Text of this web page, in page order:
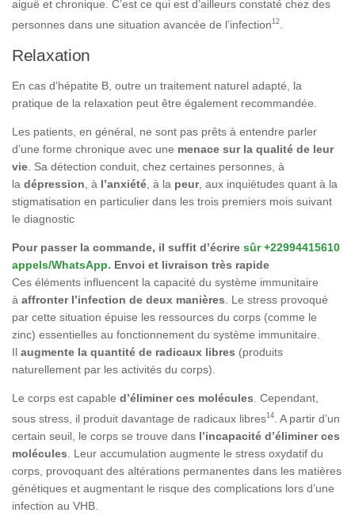
aiguë et chronique. C’est ce qui est d’ailleurs constaté chez des
personnes dans une situation avancée de l’infection12
Relaxation
En cas d’hépatite B, outre un traitement naturel adapté, la
pratique de la relaxation peut être également recommandée.
Les patients, en général, ne sont pas prêts à entendre parler
d’une forme chronique avec une menace sur la qualité de leur
vie . Sa détection conduit, chez certaines personnes, à
la dépression , à l’anxiété , à la peur, aux inquiétudes quant à la
stigmatisation en particulier dans les trois premiers mois suivant
le diagnostic
Pour passer la commande, il suffit d’écrire sûr +22994415610
appels/WhatsApp. Envoi et livraison très rapide
Ces éléments influencent la capacité du système immunitaire
à affronter l’infection de deux manières . Le stress provoqué
par cette situation épuise les ressources du corps (comme le
zinc) essentielles au fonctionnement du système immunitaire.
Il augmente la quantité de radicaux libres (produits
naturellement par les activités du corps).
Le corps est capable d’éliminer ces molécules . Cependant,
sous stress, il produit davantage de radicaux libres14
. A partir d’un
certain seuil, le corps se trouve dans l’incapacité d’éliminer ces
molécules . Leur accumulation augmente le stress oxydatif du
corps, provoquant des altérations permanentes dans les matières
génétiques et augmentant le risque des complications lors d’une
infection au VHB.